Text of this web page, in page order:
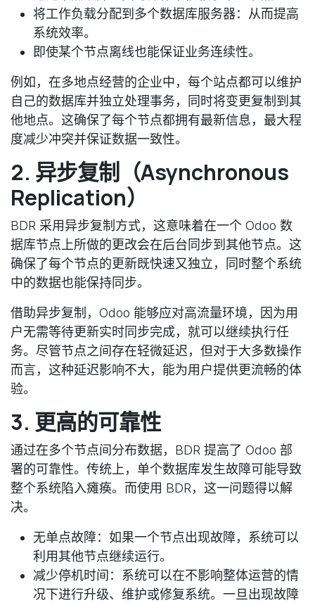
将工作负载分配到多个数据库服务器：从而提高
系统效率。
即使某个节点离线也能保证业务连续性。
例如，在多地点经营的企业中，每个站点都可以维护
自己的数据库并独立处理事务，同时将变更复制到其
他地点。这确保了每个节点都拥有最新信息，最大程
度减少冲突并保证数据一致性。
2. 异步复制（Asynchronous
Replication）
BDR 采用异步复制方式，这意味着在一个 Odoo 数
据库节点上所做的更改会在后台同步到其他节点。这
确保了每个节点的更新既快速又独立，同时整个系统
中的数据也能保持同步。
借助异步复制，Odoo 能够应对高流量环境，因为用
户无需等待更新实时同步完成，就可以继续执行任
务。尽管节点之间存在轻微延迟，但对于大多数操作
而言，这种延迟影响不大，能为用户提供更流畅的体
验。
3. 更高的可靠性
通过在多个节点间分布数据，BDR 提高了 Odoo 部
署的可靠性。传统上，单个数据库发生故障可能导致
整个系统陷入瘫痪。而使用 BDR，这一问题得以解
决。
无单点故障：如果一个节点出现故障，系统可以
利用其他节点继续运行。
减少停机时间：系统可以在不影响整体运营的情
况下进行升级、维护或修复系统。一旦出现故障